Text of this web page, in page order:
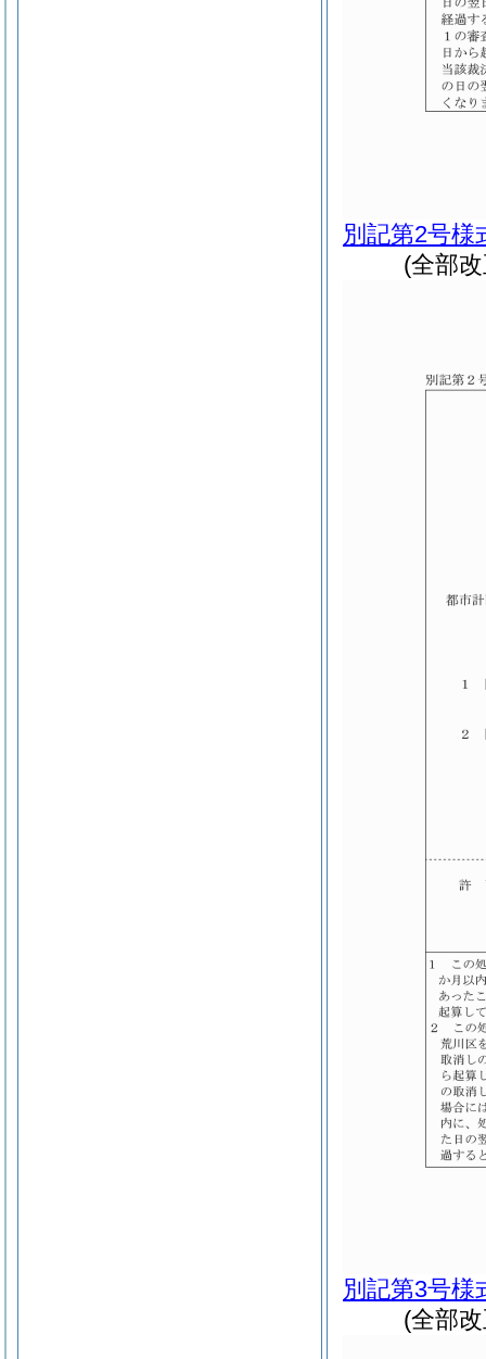
別記第2号様
(全部
別記第3号様
(全部